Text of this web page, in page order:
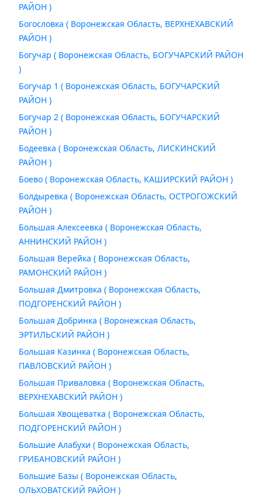
РАЙОН )
Богословка ( Воронежская Область, ВЕРХНЕХАВСКИЙ
РАЙОН )
Богучар ( Воронежская Область, БОГУЧАРСКИЙ РАЙОН
)
Богучар 1 ( Воронежская Область, БОГУЧАРСКИЙ
РАЙОН )
Богучар 2 ( Воронежская Область, БОГУЧАРСКИЙ
РАЙОН )
Бодеевка ( Воронежская Область, ЛИСКИНСКИЙ
РАЙОН )
Боево ( Воронежская Область, КАШИРСКИЙ РАЙОН )
Болдыревка ( Воронежская Область, ОСТРОГОЖСКИЙ
РАЙОН )
Большая Алексеевка ( Воронежская Область,
АННИНСКИЙ РАЙОН )
Большая Верейка ( Воронежская Область,
РАМОНСКИЙ РАЙОН )
Большая Дмитровка ( Воронежская Область,
ПОДГОРЕНСКИЙ РАЙОН )
Большая Добринка ( Воронежская Область,
ЭРТИЛЬСКИЙ РАЙОН )
Большая Казинка ( Воронежская Область,
ПАВЛОВСКИЙ РАЙОН )
Большая Приваловка ( Воронежская Область,
ВЕРХНЕХАВСКИЙ РАЙОН )
Большая Хвощеватка ( Воронежская Область,
ПОДГОРЕНСКИЙ РАЙОН )
Большие Алабухи ( Воронежская Область,
ГРИБАНОВСКИЙ РАЙОН )
Большие Базы ( Воронежская Область,
ОЛЬХОВАТСКИЙ РАЙОН )